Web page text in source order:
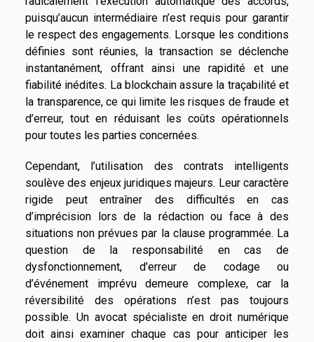
puisqu’aucun intermédiaire n’est requis pour garantir
le respect des engagements. Lorsque les conditions
définies sont réunies, la transaction se déclenche
instantanément, offrant ainsi une rapidité et une
fiabilité inédites. La blockchain assure la traçabilité et
la transparence, ce qui limite les risques de fraude et
d’erreur, tout en réduisant les coûts opérationnels
pour toutes les parties concernées.
Cependant, l’utilisation des contrats intelligents
soulève des enjeux juridiques majeurs. Leur caractère
rigide peut entraîner des difficultés en cas
d’imprécision lors de la rédaction ou face à des
situations non prévues par la clause programmée. La
question de la responsabilité en cas de
dysfonctionnement, d’erreur de codage ou
d’événement imprévu demeure complexe, car la
réversibilité des opérations n’est pas toujours
possible. Un avocat spécialiste en droit numérique
doit ainsi examiner chaque cas pour anticiper les